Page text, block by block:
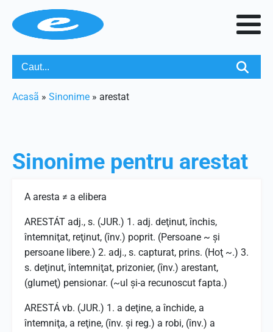
Acasã » Sinonime » arestat
Sinonime pentru arestat
A aresta ≠ a elibera
ARESTÁT adj., s. (JUR.) 1. adj. deţinut, închis,
întemniţat, reţinut, (înv.) poprit. (Persoane ~ şi
persoane libere.) 2. adj., s. capturat, prins. (Hoţ ~.) 3.
s. deţinut, întemniţat, prizonier, (înv.) arestant,
(glumeţ) pensionar. (~ul şi-a recunoscut fapta.)
ARESTÁ vb. (JUR.) 1. a deţine, a închide, a
întemniţa, a reţine, (înv. şi reg.) a robi, (înv.) a